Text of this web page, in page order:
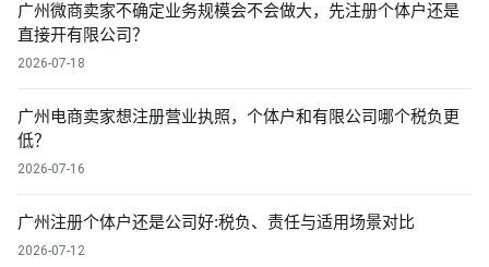
广州微商卖家不确定业务规模会不会做大，先注册个体户还是
直接开有限公司？
2026-07-18
广州电商卖家想注册营业执照，个体户和有限公司哪个税负更
低？
2026-07-16
广州注册个体户还是公司好:税负、责任与适用场景对比
2026-07-12